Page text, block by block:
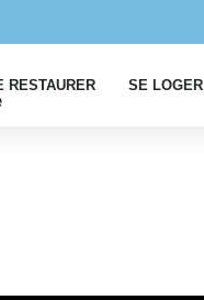
RESTAURER SE LOGER